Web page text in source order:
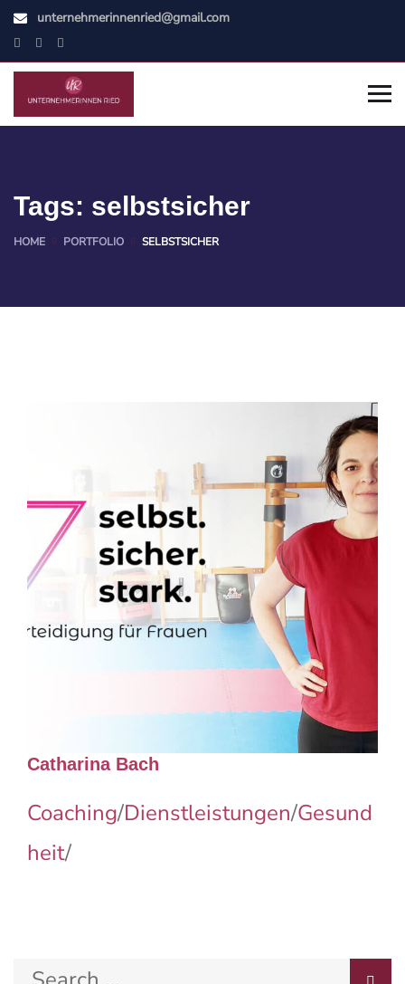
unternehmerinnenried@gmail.com
Tags: selbstsicher
HOME PORTFOLIO SELBSTSICHER
Catharina Bach
Coaching/Dienstleistungen/Gesund
heit/